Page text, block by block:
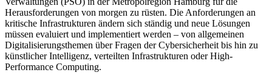
Herausforderungen von morgen zu rüsten. Die Anforderungen an
kritische Infrastrukturen ändern sich ständig und neue Lösungen
müssen evaluiert und implementiert werden – von allgemeinen
Digitalisierungsthemen über Fragen der Cybersicherheit bis hin zu
künstlicher Intelligenz, verteilten Infrastrukturen oder High-
Performance Computing.